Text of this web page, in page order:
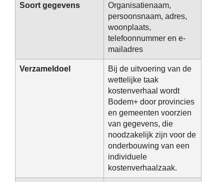
Soort gegevens
Organisatienaam,
persoonsnaam, adres,
woonplaats,
telefoonnummer en e-
mailadres
Verzameldoel
Bij de uitvoering van de
wettelijke taak
kostenverhaal wordt
Bodem+ door provincies
en gemeenten voorzien
van gegevens, die
noodzakelijk zijn voor de
onderbouwing van een
individuele
kostenverhaalzaak.